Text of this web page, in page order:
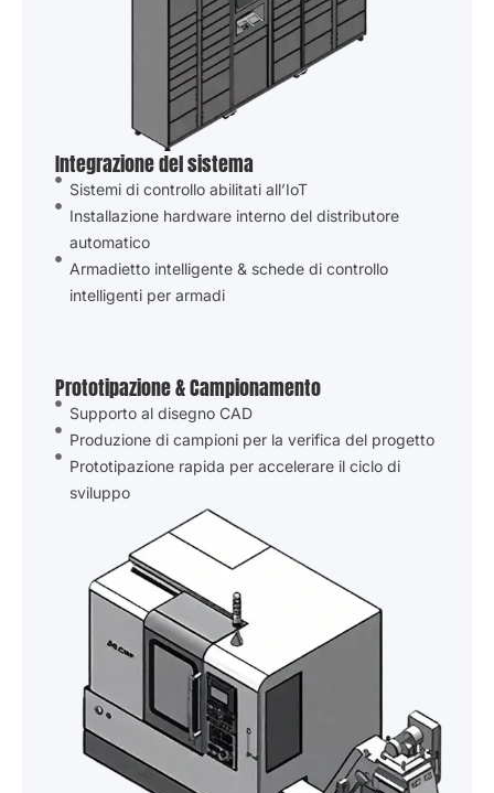
Integrazione del sistema
Sistemi di controllo abilitati all’IoT
Installazione hardware interno del distributore
automatico
Armadietto intelligente & schede di controllo
intelligenti per armadi
Prototipazione & Campionamento
Supporto al disegno CAD
Produzione di campioni per la verifica del progetto
Prototipazione rapida per accelerare il ciclo di
sviluppo